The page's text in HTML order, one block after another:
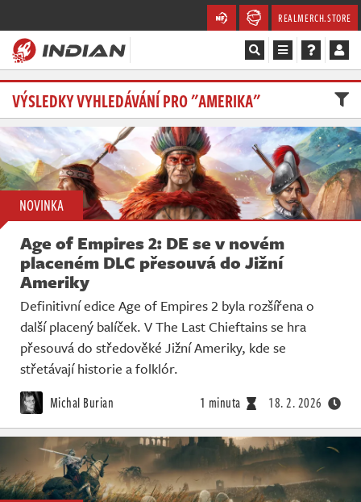
REALMERCH.STORE
Magazín
Recenze
Videa
Soutěže
Databáze
Komunita
Redakce
Živě
VÝSLEDKY VYHLEDÁVÁNÍ PRO "AMERIKA"
NOVINKA
Age of Empires 2: DE se v novém
placeném DLC přesouvá do Jižní
Ameriky
Definitivní edice Age of Empires 2 byla rozšířena o
další placený balíček. V The Last Chieftains se hra
přesouvá do středověké Jižní Ameriky, kde se
střetávají historie a folklór.
Michal Burian 1 minuta 18. 2. 2026